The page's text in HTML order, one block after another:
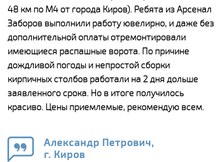
48 км по М4 от города Киров). Ребята из Арсенал
Заборов выполнили работу ювелирно, и даже без
дополнительной оплаты отремонтировали
имеющиеся распашные ворота. По причине
дождливой погоды и непростой сборки
кирпичных столбов работали на 2 дня дольше
заявленного срока. Но в итоге получилось
красиво. Цены приемлемые, рекомендую всем.
Александр Петрович,
г. Киров